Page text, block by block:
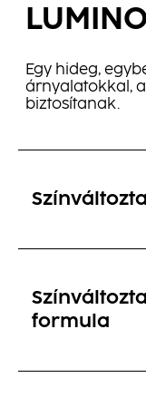
Egy hideg,
árnyalatokkal,
biztosítanak.
formula